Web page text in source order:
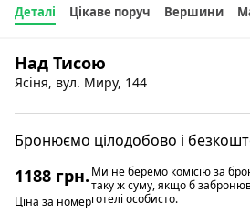
Деталі Цікаве поруч Вершини
Над Тисою
Ясіня, вул. Миру, 144
Бронюємо цілодобово і
1188 грн.
Ціна за номер
Ми не беремо комісію за
таку ж суму, якщо б
готелі особисто.